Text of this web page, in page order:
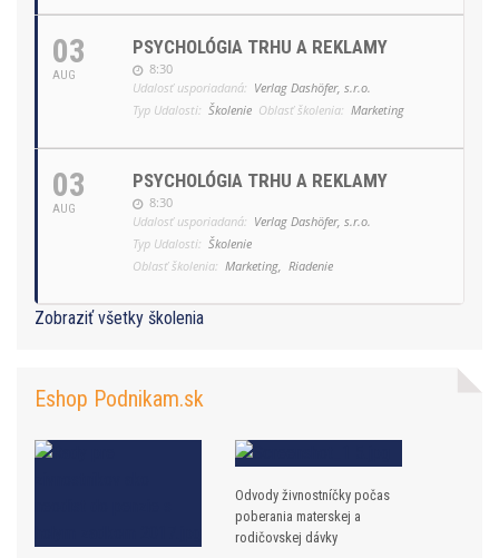
03
AUG
PSYCHOLÓGIA TRHU A REKLAMY
8:30
Udalosť usporiadaná: Verlag Dashöfer, s.r.o.
Typ Udalosti: Školenie Oblasť školenia: Marketing
03
AUG
PSYCHOLÓGIA TRHU A REKLAMY
8:30
Udalosť usporiadaná: Verlag Dashöfer, s.r.o.
Typ Udalosti: Školenie
Oblasť školenia: Marketing, Riadenie
Zobraziť všetky školenia
Eshop Podnikam.sk
Odvody živnostníčky počas
poberania materskej a
rodičovskej dávky